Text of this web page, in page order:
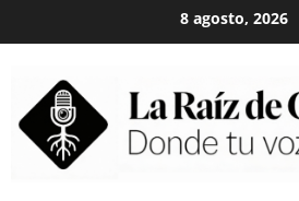
to
8 agosto, 2026